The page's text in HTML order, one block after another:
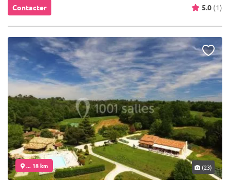
Contacter 5.0 (1)
... 18 km (23)